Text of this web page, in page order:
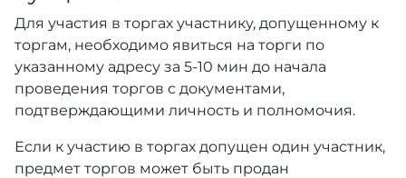
Для участия в торгах участнику, допущенному к
торгам, необходимо явиться на торги по
указанному адресу за 5-10 мин до начала
проведения торгов с документами,
подтверждающими личность и полномочия.
Если к участию в торгах допущен один участник,
предмет торгов может быть продан